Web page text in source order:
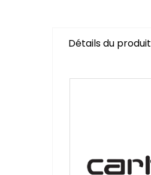
Détails du produit